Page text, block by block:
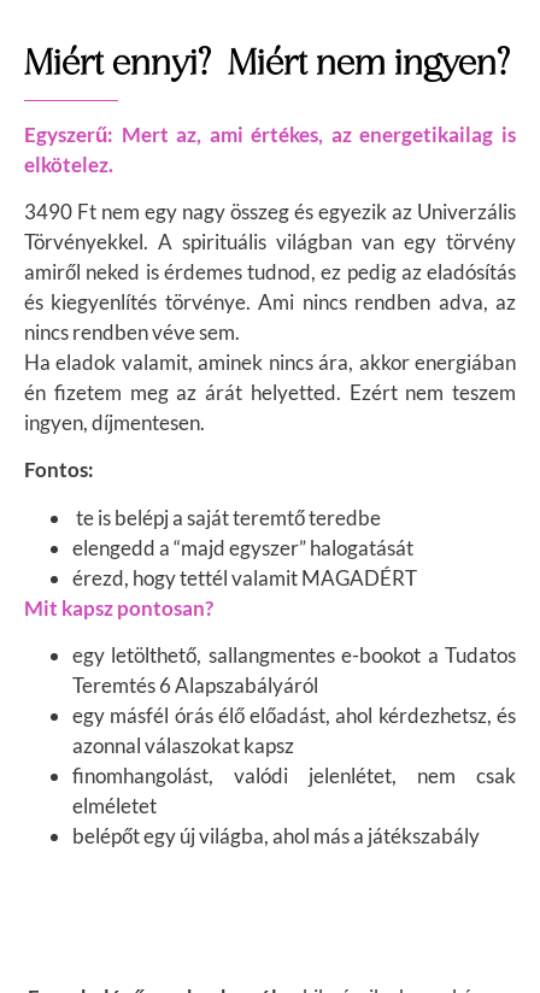
Miért ennyi? Miért nem ingyen?
Egyszerű: Mert az, ami értékes, az energetikailag is
elkötelez.
3490 Ft nem egy nagy összeg és egyezik az Univerzális
Törvényekkel. A spirituális világban van egy törvény
amiről neked is érdemes tudnod, ez pedig az eladósítás
és kiegyenlítés törvénye. Ami nincs rendben adva, az
nincs rendben véve sem.
Ha eladok valamit, aminek nincs ára, akkor energiában
én fizetem meg az árát helyetted. Ezért nem teszem
ingyen, díjmentesen.
Fontos:
te is belépj a saját teremtő teredbe
elengedd a “majd egyszer” halogatását
érezd, hogy tettél valamit MAGADÉRT
Mit kapsz pontosan?
egy letölthető, sallangmentes e-bookot a Tudatos
Teremtés 6 Alapszabályáról
egy másfél órás élő előadást, ahol kérdezhetsz, és
azonnal válaszokat kapsz
finomhangolást, valódi jelenlétet, nem csak
elméletet
belépőt egy új világba, ahol más a játékszabály